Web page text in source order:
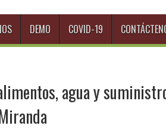
DEMO COVID-19
agua y